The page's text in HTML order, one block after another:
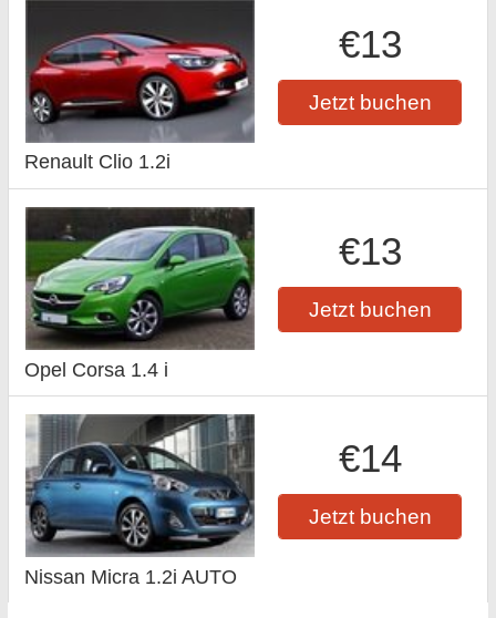
€13
Jetzt buchen
Renault Clio 1.2i
€13
Jetzt buchen
Opel Corsa 1.4 i
€14
Jetzt buchen
Nissan Micra 1.2i AUTO